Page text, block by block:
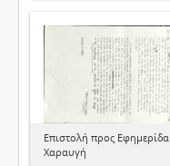
Επιστολή προς Εφημερίδα
Χαραυγή